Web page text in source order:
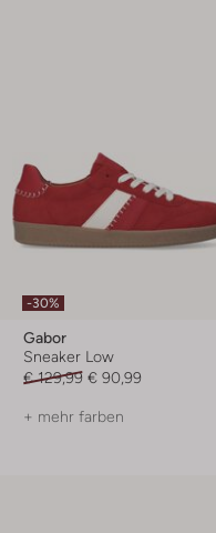
-30%
Gabor
Sneaker Low
€ 129,99 € 90,99
+ mehr farben